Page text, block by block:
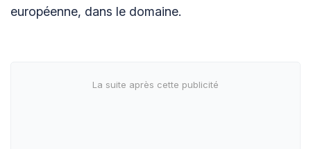
européenne, dans le domaine.